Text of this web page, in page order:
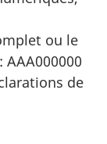
ou le
de